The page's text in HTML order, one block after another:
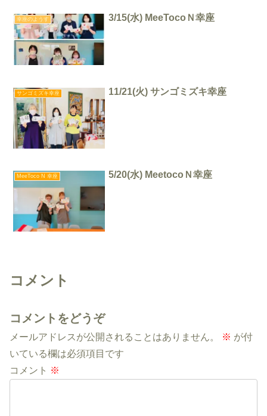
幸座のようす 3/15(水) MeeTocoＮ幸座
サンゴミズキ幸座 11/21(火) サンゴミズキ幸座
MeeToco N 幸座 5/20(水) MeetocoＮ幸座
コメント
コメントをどうぞ
メールアドレスが公開されることはありません。 ※ が付
いている欄は必須項目です
コメント ※